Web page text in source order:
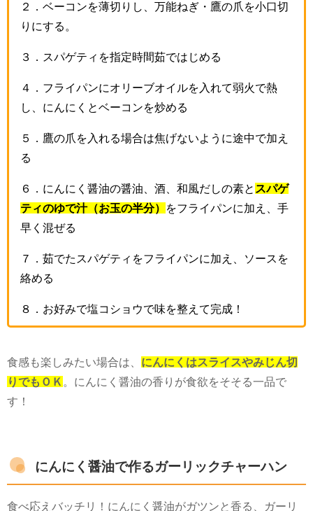
２． ベーコンを薄切りし、万能ねぎ・鷹の爪を小口切
りにする。
３． スパゲティを指定時間茹ではじめる
４． フライパンにオリーブオイルを入れて弱火で熱
し、にんにくとベーコンを炒める
５．
鷹の爪を入れる場合は焦げないように途中で加え
る
６．にんにく醤油の醤油、酒、和風だしの素と スパゲ
ティのゆで汁（お玉の半分）
をフライパンに加え、手
早く混ぜる
７． 茹でたスパゲティをフライパンに加え、ソースを
絡める
８． お好みで塩コショウで味を整えて完成！
食感も楽しみたい場合は、 にんにくはスライスやみじん切
りでもＯＫ
。にんにく醤油の香りが食欲をそそる一品で
す！
にんにく醤油で作るガーリックチャーハン
食べ応えバッチリ！にんにく醤油がガツンと香る、ガーリ